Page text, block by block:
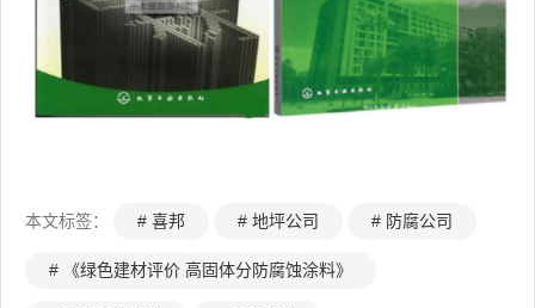
本文标签： # 喜邦 # 地坪公司 # 防腐公司
# 《绿色建材评价 高固体分防腐蚀涂料》